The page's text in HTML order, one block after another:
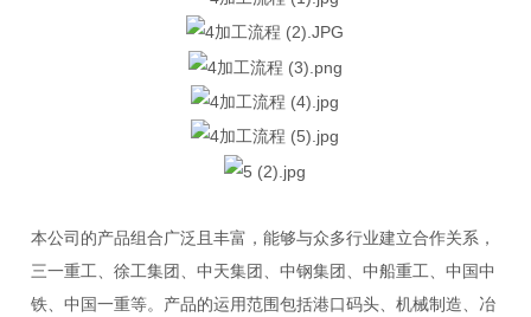
本公司的产品组合广泛且丰富，能够与众多行业建立合作关系，
三一重工、徐工集团、中天集团、中钢集团、中船重工、中国中
铁、中国一重等。产品的运用范围包括港口码头、机械制造、冶